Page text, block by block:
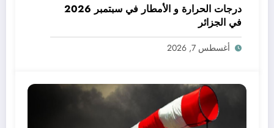
درجات الحرارة و الأمطار في سبتمبر 2026
في الجزائر
أغسطس 7, 2026